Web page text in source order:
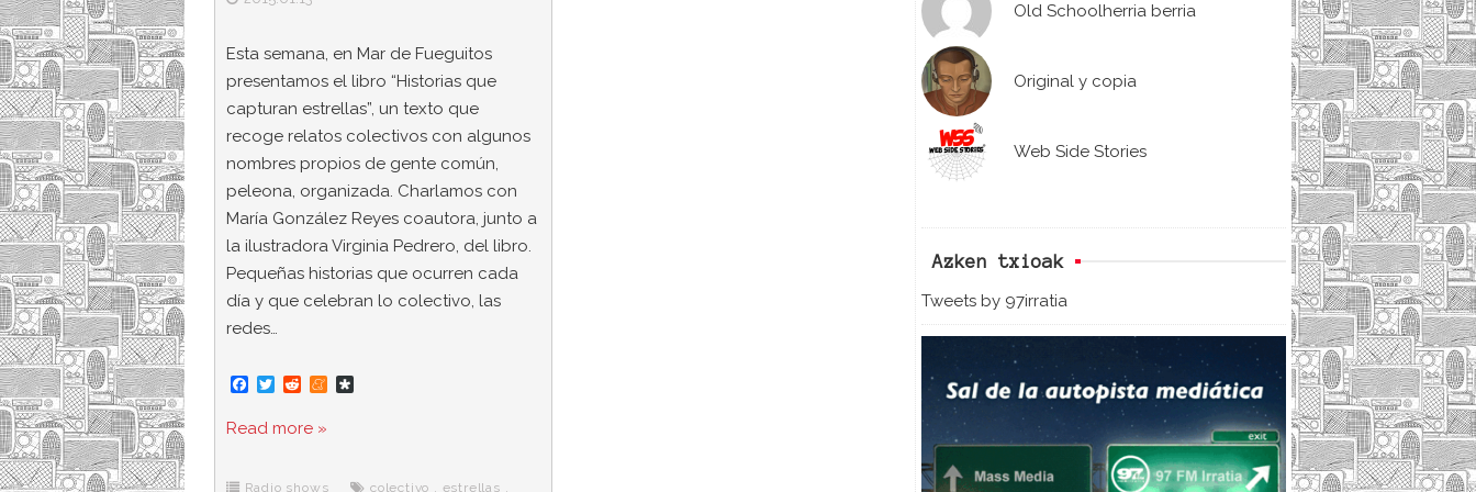
Old Schoolherria berria
Original y copia
Web Side Stories
Azken txioak
Tweets by 97irratia
Esta semana, en Mar de Fueguitos
presentamos el libro “Historias que
capturan estrellas”, un texto que
recoge relatos colectivos con algunos
nombres propios de gente común,
peleona, organizada. Charlamos con
María González Reyes coautora, junto a
la ilustradora Virginia Pedrero, del libro.
Pequeñas historias que ocurren cada
día y que celebran lo colectivo, las
redes…
F
e
T
t
R
d
M
Read more »
Radio shows colectivo , estrellas ,